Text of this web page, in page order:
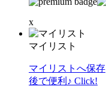
x
マイリスト
マイリストへ保存
後で便利♪ Click!